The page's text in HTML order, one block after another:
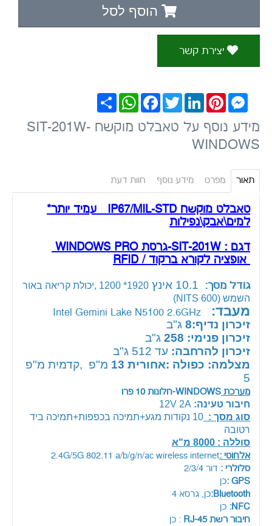
הוסף לסל
יצירת קשר
שתף
WhatsAppFacebook TwitterLinkedInPinterest
Messenger
מידע נוסף על טאבלט מוקשח SIT-201W-
WINDOWS
תאור מפרט מידע נוסף חוות דעת
טאבלט מוקשח IP67/MIL-STD עמיד יותר*
למים\אבק\נפילות
אופציה לקורא ברקוד / RFID
גודל מסך: 10.1 אינץ
1920* 1200 ,יכולת קריאה באור
השמש (600 NITS)
מעבד:
זיכרון נדיף:8
ג"ב
זיכרון פנימי: 258
ג"ב
זיכרון להרחבה: עד 512 ג"ב
מצלמה: כפולה :אחורית 13
מ"פ ,קדמית מ"פ
5
מערכת WINDOWS-חלונות 10 פרו
חיבור טעינה:
סוג מסך :
10 נקודות מגע+תמיכה בכפפות+תמיכה ביד
רטובה
סוללה : 8000 מ"א
אלחוטי :2.4G/5G 802.11 a/b/g/n/ac wireless internet
סלולרי : דור 2/3/4
GPS : כן
Bluetooth: כן, גרסא 4
NFC:
כן
חיבור רשת RJ-45
: כן